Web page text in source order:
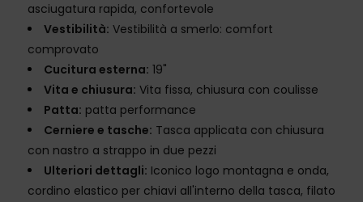
asciugatura rapida, confortevole
Vestibilità: Vestibilità a smerlo: comfort
comprovato
Cucitura esterna: 19"
Vita e chiusura: Vita fissa, chiusura con coulisse
Patta: patta performance
Cerniere e tasche: Tasca applicata con chiusura
con nastro a strappo in due pezzi
Ulteriori dettagli: Iconico logo montagna e onda,
cordino elastico per chiavi all'interno della tasca, filato